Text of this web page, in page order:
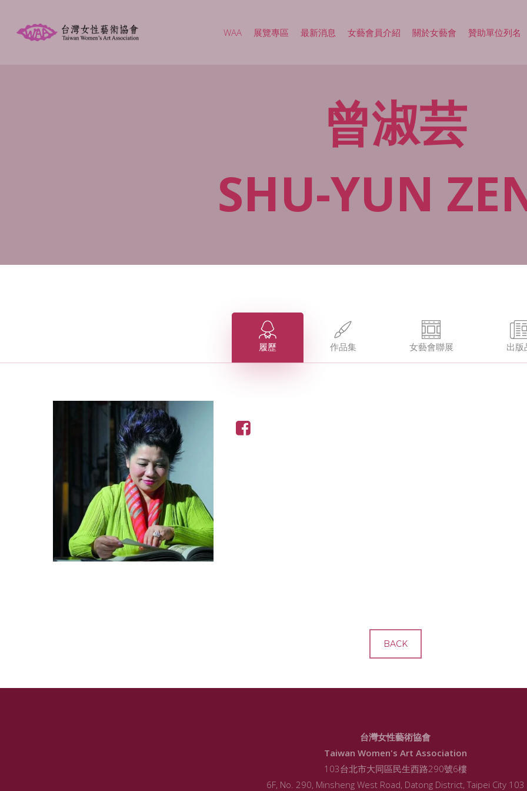
WAA 展覽專區 最新消息 女藝會員介紹 關於女藝會 贊助單位列名
曾淑芸
SHU-YUN
履歷 作品集 女藝會聯展 出版
BACK
台灣女性藝術協會
Taiwan Women's Art Association
103台北市大同區民生西路290號6樓
6F, No. 290, Minsheng West Road, Datong District, Taipei City 103